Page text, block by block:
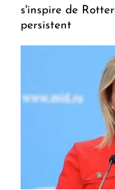
s'inspire de
persistent